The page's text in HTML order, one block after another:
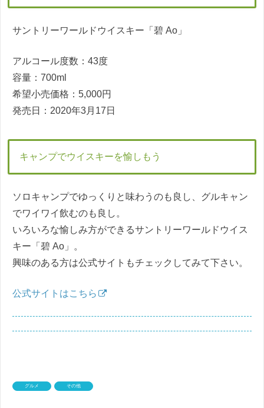
サントリーワールドウイスキー「碧 Ao」
アルコール度数：43度
容量：700ml
希望小売価格：5,000円
発売日：2020年3月17日
キャンプでウイスキーを愉しもう
ソロキャンプでゆっくりと味わうのも良し、グルキャン
でワイワイ飲むのも良し。
いろいろな愉しみ方ができるサントリーワールドウイス
キー「碧 Ao」。
興味のある方は公式サイトもチェックしてみて下さい。
公式サイトはこちら
グルメ その他